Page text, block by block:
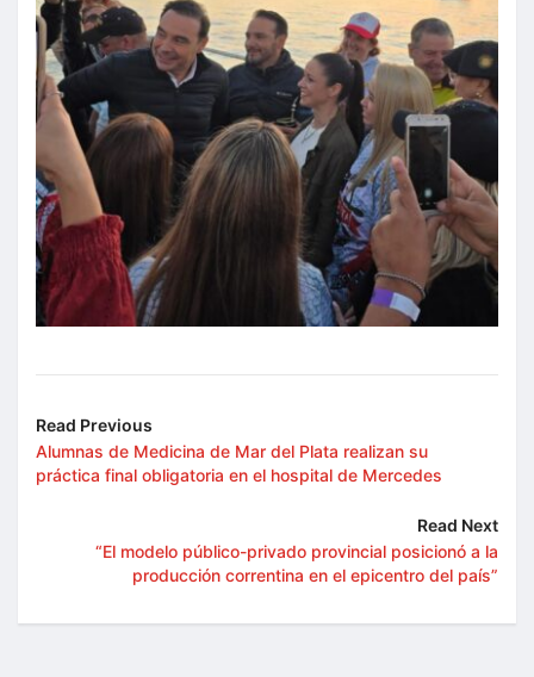
Read Previous
Alumnas de Medicina de Mar del Plata realizan su
práctica final obligatoria en el hospital de Mercedes
Read Next
“El modelo público-privado provincial posicionó a la
producción correntina en el epicentro del país”